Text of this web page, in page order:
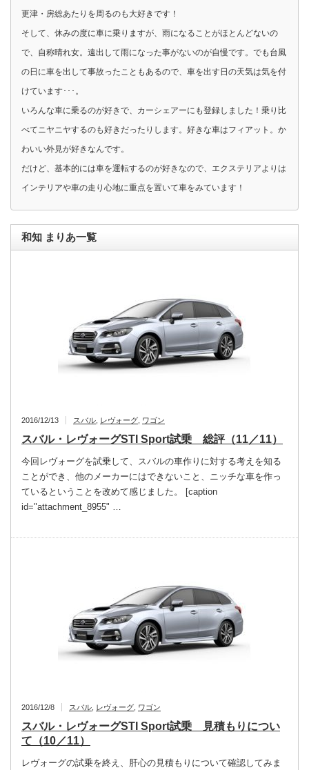
更津・房総あたりを周るのも大好きです！
そして、休みの度に車に乗りますが、雨になることがほとんどないの
で、自称晴れ女。遠出して雨になった事がないのが自慢です。でも台風
の日に車を出して事故ったこともあるので、車を出す日の天気は気を付
けています･･･。
いろんな車に乗るのが好きで、カーシェアーにも登録しました！乗り比
べてニヤニヤするのも好きだったりします。好きな車はフィアット。か
わいい外見が好きなんです。
だけど、基本的には車を運転するのが好きなので、エクステリアよりは
インテリアや車の走り心地に重点を置いて車をみています！
和知 まりあ一覧
2016/12/13 スバル レヴォーグ ワゴン
スバル・レヴォーグSTI Sport試乗 総評（11／11）
今回レヴォーグを試乗して、スバルの車作りに対する考えを知る
ことができ、他のメーカーにはできないこと、ニッチな車を作っ
ているということを改めて感じました。 [caption
id="attachment_8955" …
2016/12/8 スバル レヴォーグ ワゴン
スバル・レヴォーグSTI Sport試乗 見積もりについ
て（10／11）
レヴォーグの試乗を終え、肝心の見積もりについて確認してみま